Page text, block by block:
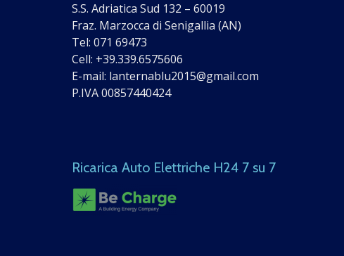
S.S. Adriatica Sud 132 – 60019
Fraz. Marzocca di Senigallia (AN)
Tel: 071 69473
Cell: +39.339.6575606
E-mail: lanternablu2015@gmail.com
P.IVA 00857440424
Ricarica Auto Elettriche H24 7 su 7